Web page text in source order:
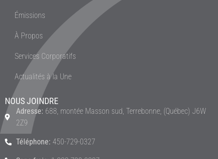
Émissions
À Propos
Services Corporatifs
Actualités à la Une
NOUS JOINDRE
Adresse: 688, montée Masson sud, Terrebonne, (Québec) J6W
2Z9
Téléphone: 450-729-0327